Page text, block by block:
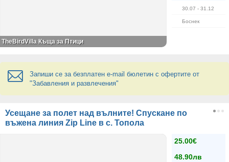
30.07 - 31.12
Боснек
TheBirdVilla Къща за Птици
Запиши се за безплатен e-mail бюлетин с офертите от
"Забавления и развлечения"
Усещане за полет над вълните! Спускане по
въжена линия Zip Line в с. Топола
25.00€
48.90лв